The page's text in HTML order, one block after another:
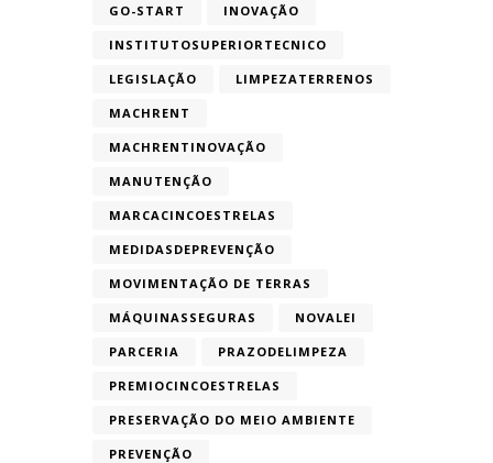
GO-START INOVAÇÃO
INSTITUTOSUPERIORTECNICO
LEGISLAÇÃO LIMPEZATERRENOS
MACHRENT
MACHRENTINOVAÇÃO
MANUTENÇÃO
MARCACINCOESTRELAS
MEDIDASDEPREVENÇÃO
MOVIMENTAÇÃO DE TERRAS
MÁQUINASSEGURAS NOVALEI
PARCERIA PRAZODELIMPEZA
PREMIOCINCOESTRELAS
PRESERVAÇÃO DO MEIO AMBIENTE
PREVENÇÃO